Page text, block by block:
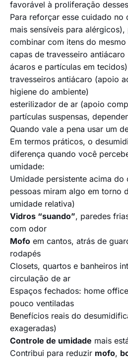
favorável à proliferação
Para reforçar esse cuidado no
mais sensíveis para
combinar com itens do mesmo
capas de travesseiro antiácaro
ácaros e partículas em tecidos)
travesseiros antiácaro (apoio
higiene do ambiente)
esterilizador de ar (apoio
partículas suspensas,
Quando vale a pena usar um
Em termos práticos, o
diferença quando você
umidade:
Umidade persistente acima
pessoas miram algo em torno
umidade relativa)
Vidros “suando”, paredes
com odor
Mofo em cantos, atrás de
rodapés
Closets, quartos e banheiros
circulação de ar
Espaços fechados: home
pouco ventiladas
Benefícios reais do
exageradas)
Controle de umidade mais
Contribui para reduzir mofo,